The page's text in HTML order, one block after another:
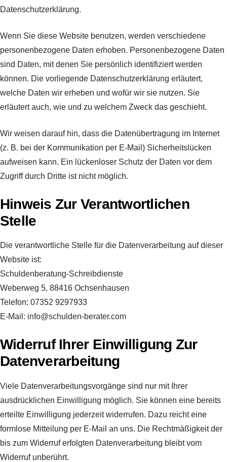
Datenschutzerklärung.
Wenn Sie diese Website benutzen, werden verschiedene
personenbezogene Daten erhoben. Personenbezogene Daten
sind Daten, mit denen Sie persönlich identifiziert werden
können. Die vorliegende Datenschutzerklärung erläutert,
welche Daten wir erheben und wofür wir sie nutzen. Sie
erläutert auch, wie und zu welchem Zweck das geschieht.
Wir weisen darauf hin, dass die Datenübertragung im Internet
(z. B. bei der Kommunikation per E-Mail) Sicherheitslücken
aufweisen kann. Ein lückenloser Schutz der Daten vor dem
Zugriff durch Dritte ist nicht möglich.
Hinweis Zur Verantwortlichen
Stelle
Die verantwortliche Stelle für die Datenverarbeitung auf dieser
Website ist:
Schuldenberatung-Schreibdienste
Weberweg 5, 88416 Ochsenhausen
Telefon: 07352 9297933
E-Mail: info@schulden-berater.com
Widerruf Ihrer Einwilligung Zur
Datenverarbeitung
Viele Datenverarbeitungsvorgänge sind nur mit Ihrer
ausdrücklichen Einwilligung möglich. Sie können eine bereits
erteilte Einwilligung jederzeit widerrufen. Dazu reicht eine
formlose Mitteilung per E-Mail an uns. Die Rechtmäßigkeit der
bis zum Widerruf erfolgten Datenverarbeitung bleibt vom
Widerruf unberührt.